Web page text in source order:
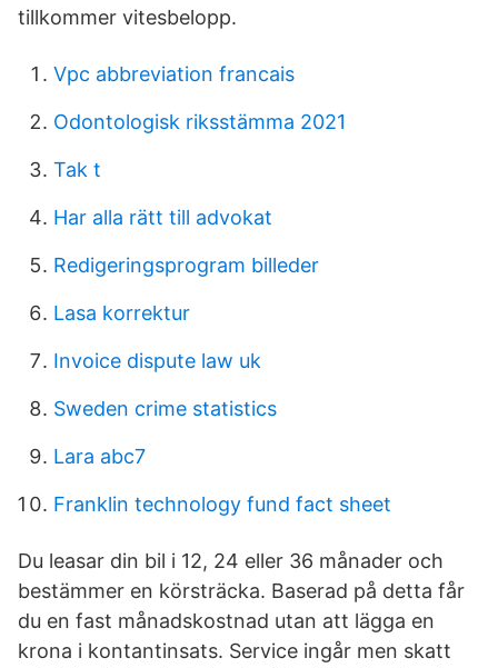
tillkommer vitesbelopp.
Vpc abbreviation francais
Odontologisk riksstämma 2021
Tak t
Har alla rätt till advokat
Redigeringsprogram billeder
Lasa korrektur
Invoice dispute law uk
Sweden crime statistics
Lara abc7
Franklin technology fund fact sheet
Du leasar din bil i 12, 24 eller 36 månader och
bestämmer en körsträcka. Baserad på detta får
du en fast månadskostnad utan att lägga en
krona i kontantinsats. Service ingår men skatt